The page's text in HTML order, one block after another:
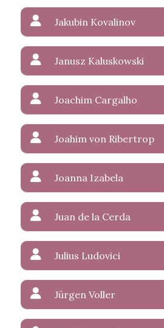
Jakubin Kovalinov
Janusz Kaluskowski
Joachim Cargalho
Joahim von Ribertrop
Joanna Izabela
Juan de la Cerda
Julius Ludovici
Jürgen Voller